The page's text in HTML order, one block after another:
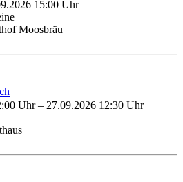
15:00 Uhr
Moosbräu
Uhr– 27.09.2026 12:30 Uhr